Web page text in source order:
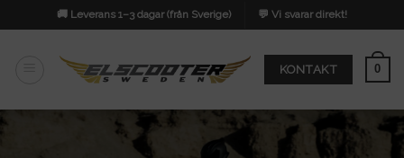
to
🚚 Leverans 1–3 dagar (från Sverige) 💬 Vi svarar direkt!
KONTAKT 0